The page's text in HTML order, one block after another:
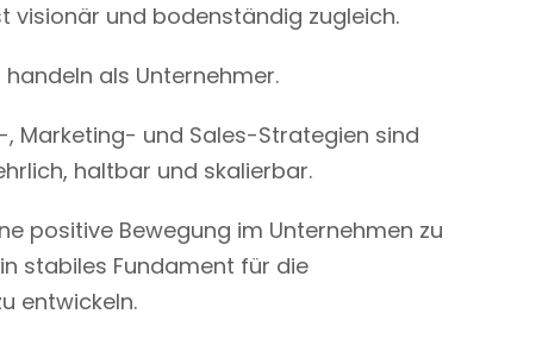
visionär und bodenständig zugleich.
als Unternehmer.
, Marketing- und Sales-Strategien sind
haltbar und skalierbar.
positive Bewegung im Unternehmen zu
stabiles Fundament für die
entwickeln.